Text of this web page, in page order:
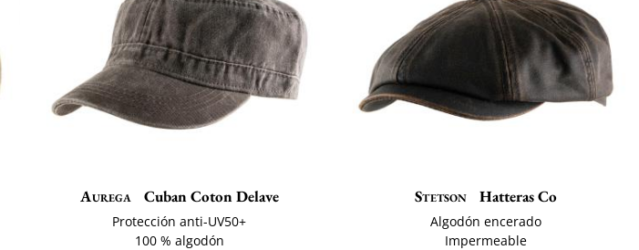
Aurega Cuban Coton Delave
Protección anti-UV50+
100 % algodón
Stetson Hatteras Co
Algodón encerado
Impermeable